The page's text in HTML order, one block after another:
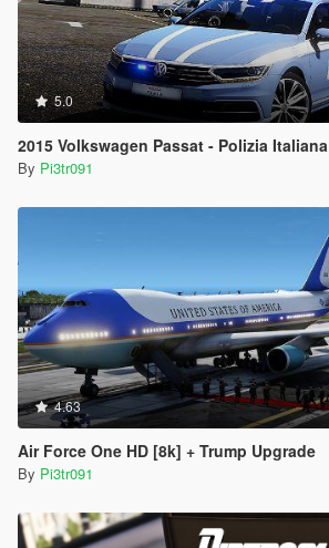
5.0
2015 Volkswagen Passat - Polizia Italiana
By Pi3tr091
4.63
Air Force One HD [8k] + Trump Upgrade
By Pi3tr091